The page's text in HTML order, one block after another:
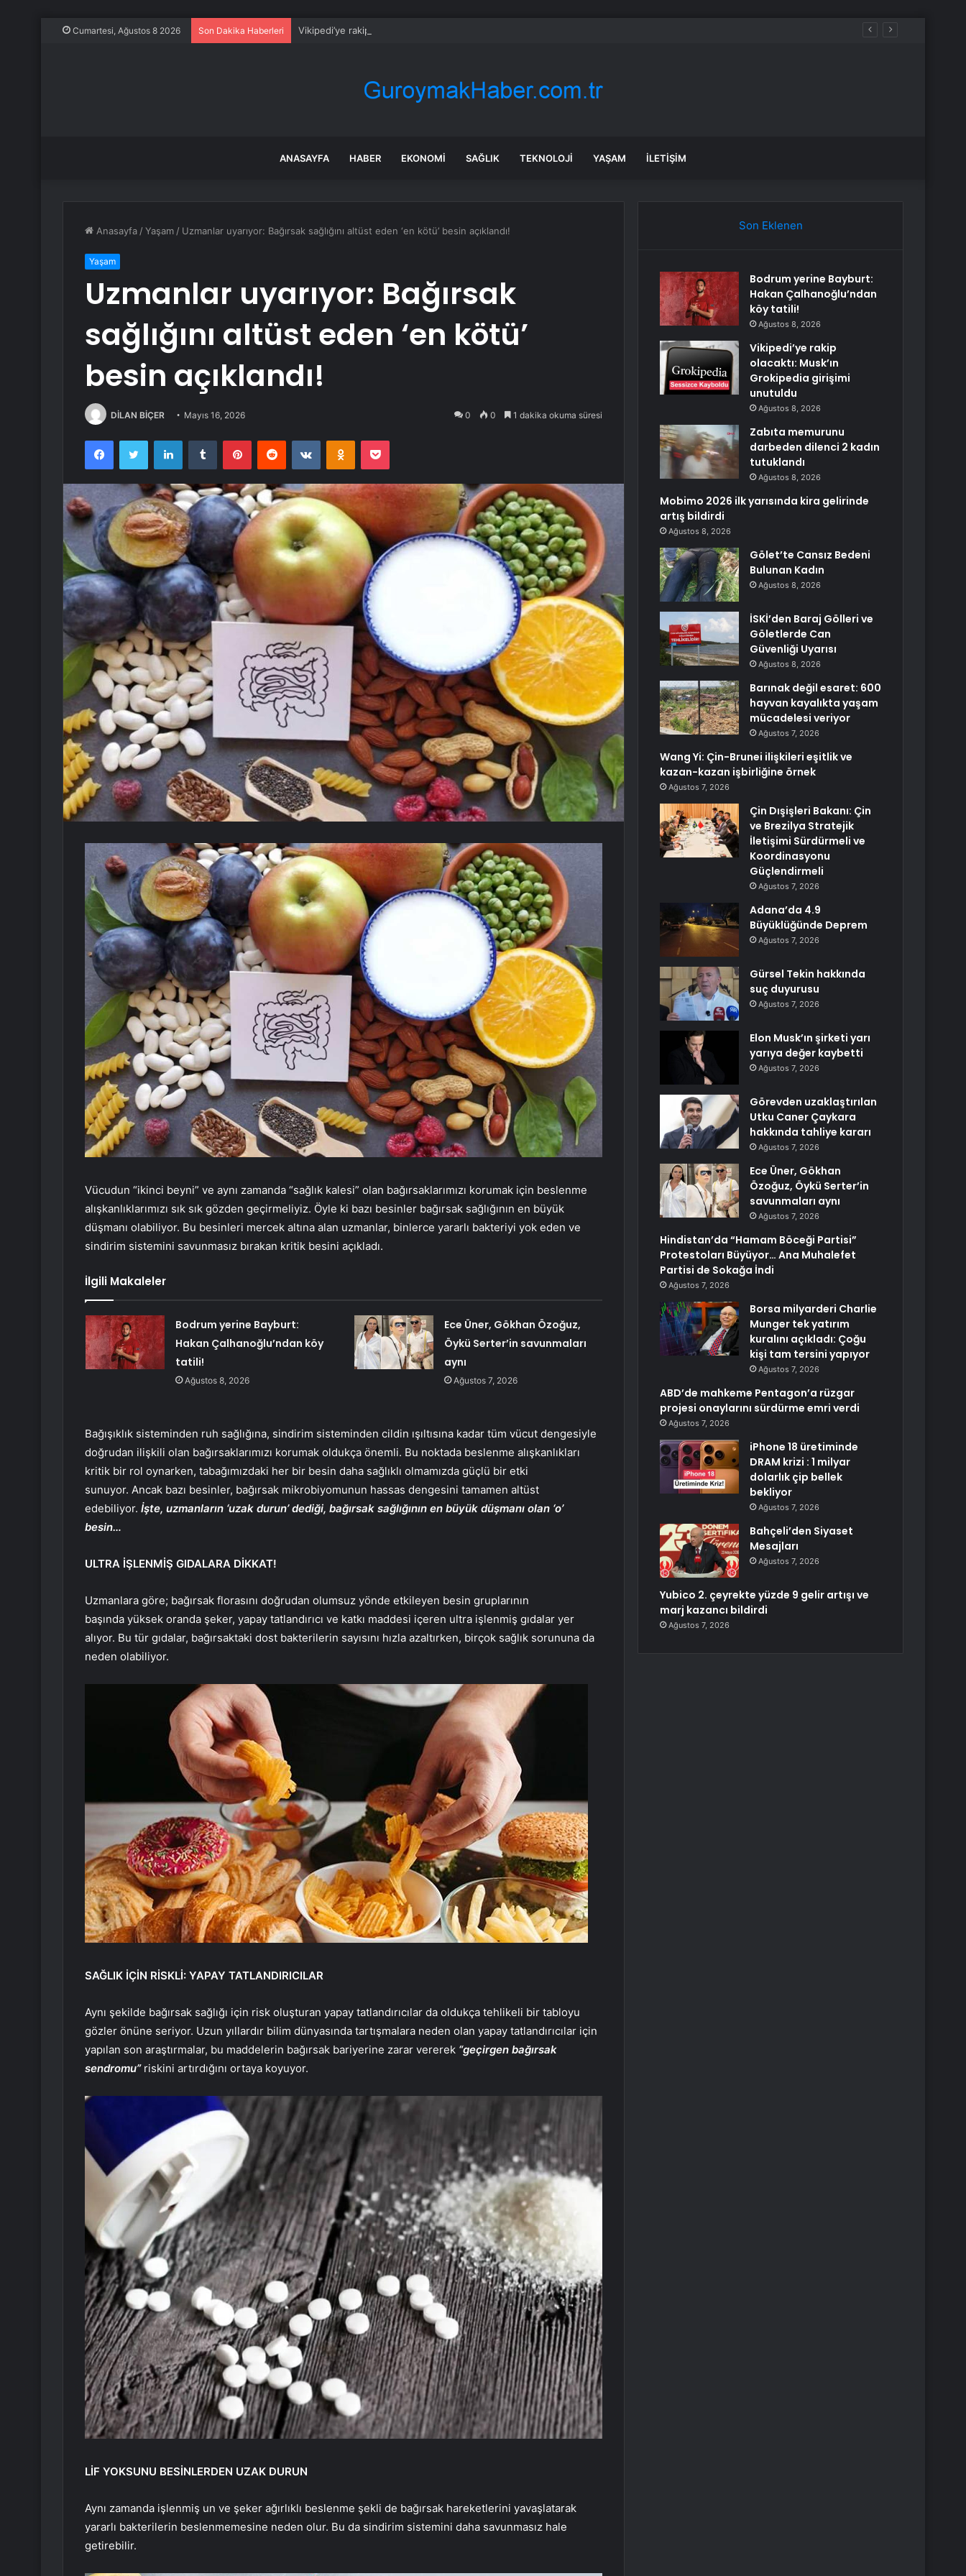
Cumartesi, Ağustos 8 2026 Son Dakika Haberleri Vikipedi’ye rakip olacaktı: Musk’ın Grokipedia girişimi unutuldu
ANASAYFA HABER EKONOMI SAĞLIK TEKNOLOJI YAŞAM İLETIŞIM
Anasayfa /Yaşam / Uzmanlar uyarıyor: Bağırsak sağlığını altüst eden ‘en kötü’ besin açıklandı!
Yaşam
Uzmanlar uyarıyor: Bağırsak
sağlığını altüst eden ‘en kötü’
besin açıklandı!
DİLAN BİÇER Mayıs 16, 2026 0 0 1 dakika okuma süresi
FacebookTwitter LinkedInTumblr PinterestReddit VKontakteOdnoklassniki
Pocket
Vücudun “ikinci beyni” ve aynı zamanda “sağlık kalesi” olan bağırsaklarımızı korumak için beslenme
alışkanlıklarımızı sık sık gözden geçirmeliyiz. Öyle ki bazı besinler bağırsak sağlığının en büyük
düşmanı olabiliyor. Bu besinleri mercek altına alan uzmanlar, binlerce yararlı bakteriyi yok eden ve
sindirim sistemini savunmasız bırakan kritik besini açıkladı.
İlgili Makaleler
Bodrum yerine Bayburt:
Hakan Çalhanoğlu’ndan köy
tatili!
Ağustos 8, 2026
Ece Üner, Gökhan Özoğuz,
Öykü Serter’in savunmaları
aynı
Ağustos 7, 2026
Bağışıklık sisteminden ruh sağlığına, sindirim sisteminden cildin ışıltısına kadar tüm vücut dengesiyle
doğrudan ilişkili olan bağırsaklarımızı korumak oldukça önemli. Bu noktada beslenme alışkanlıkları
kritik bir rol oynarken, tabağımızdaki her bir besin daha sağlıklı olmamızda güçlü bir etki
sunuyor. Ancak bazı besinler, bağırsak mikrobiyomunun hassas dengesini tamamen altüst
edebiliyor. İşte, uzmanların ‘uzak durun’ dediği, bağırsak sağlığının en büyük düşmanı olan ‘o’
besin…
ULTRA İŞLENMİŞ GIDALARA DİKKAT!
Uzmanlara göre; bağırsak florasını doğrudan olumsuz yönde etkileyen besin gruplarının
başında yüksek oranda şeker, yapay tatlandırıcı ve katkı maddesi içeren ultra işlenmiş gıdalar yer
alıyor. Bu tür gıdalar, bağırsaktaki dost bakterilerin sayısını hızla azaltırken, birçok sağlık sorununa da
neden olabiliyor.
SAĞLIK İÇİN RİSKLİ: YAPAY TATLANDIRICILAR
Aynı şekilde bağırsak sağlığı için risk oluşturan yapay tatlandırıcılar da oldukça tehlikeli bir tabloyu
gözler önüne seriyor. Uzun yıllardır bilim dünyasında tartışmalara neden olan yapay tatlandırıcılar için
yapılan son araştırmalar, bu maddelerin bağırsak bariyerine zarar vererek “geçirgen bağırsak
sendromu” riskini artırdığını ortaya koyuyor.
LİF YOKSUNU BESİNLERDEN UZAK DURUN
Aynı zamanda işlenmiş un ve şeker ağırlıklı beslenme şekli de bağırsak hareketlerini yavaşlatarak
yararlı bakterilerin beslenmemesine neden olur. Bu da sindirim sistemini daha savunmasız hale
getirebilir.
Son Eklenen
Bodrum yerine Bayburt:
Hakan Çalhanoğlu’ndan
köy tatili!
Ağustos 8, 2026
Vikipedi’ye rakip
olacaktı: Musk’ın
Grokipedia girişimi
unutuldu
Ağustos 8, 2026
Zabıta memurunu
darbeden dilenci 2 kadın
tutuklandı
Ağustos 8, 2026
Mobimo 2026 ilk yarısında kira gelirinde
artış bildirdi
Ağustos 8, 2026
Gölet’te Cansız Bedeni
Bulunan Kadın
Ağustos 8, 2026
İSKİ’den Baraj Gölleri ve
Göletlerde Can
Güvenliği Uyarısı
Ağustos 8, 2026
Barınak değil esaret: 600
hayvan kayalıkta yaşam
mücadelesi veriyor
Ağustos 7, 2026
Wang Yi: Çin-Brunei ilişkileri eşitlik ve
kazan-kazan işbirliğine örnek
Ağustos 7, 2026
Çin Dışişleri Bakanı: Çin
ve Brezilya Stratejik
İletişimi Sürdürmeli ve
Koordinasyonu
Güçlendirmeli
Ağustos 7, 2026
Adana’da 4.9
Büyüklüğünde Deprem
Ağustos 7, 2026
Gürsel Tekin hakkında
suç duyurusu
Ağustos 7, 2026
Elon Musk’ın şirketi yarı
yarıya değer kaybetti
Ağustos 7, 2026
Görevden uzaklaştırılan
Utku Caner Çaykara
hakkında tahliye kararı
Ağustos 7, 2026
Ece Üner, Gökhan
Özoğuz, Öykü Serter’in
savunmaları aynı
Ağustos 7, 2026
Hindistan’da “Hamam Böceği Partisi”
Protestoları Büyüyor… Ana Muhalefet
Partisi de Sokağa İndi
Ağustos 7, 2026
Borsa milyarderi Charlie
Munger tek yatırım
kuralını açıkladı: Çoğu
kişi tam tersini yapıyor
Ağustos 7, 2026
ABD’de mahkeme Pentagon’a rüzgar
projesi onaylarını sürdürme emri verdi
Ağustos 7, 2026
iPhone 18 üretiminde
DRAM krizi : 1 milyar
dolarlık çip bellek
bekliyor
Ağustos 7, 2026
Bahçeli’den Siyaset
Mesajları
Ağustos 7, 2026
Yubico 2. çeyrekte yüzde 9 gelir artışı ve
marj kazancı bildirdi
Ağustos 7, 2026